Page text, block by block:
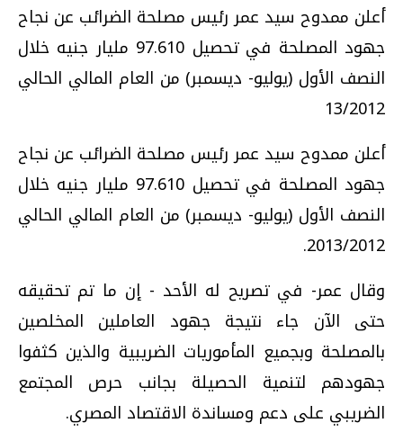
أعلن ممدوح سيد عمر رئيس مصلحة الضرائب عن نجاح
جهود المصلحة في تحصيل 97.610 مليار جنيه خلال
النصف الأول (يوليو- ديسمبر) من العام المالي الحالي
13/2012
أعلن ممدوح سيد عمر رئيس مصلحة الضرائب عن نجاح
جهود المصلحة في تحصيل 97.610 مليار جنيه خلال
النصف الأول (يوليو- ديسمبر) من العام المالي الحالي
2013/2012.
وقال عمر- في تصريح له الأحد - إن ما تم تحقيقه
حتى الآن جاء نتيجة جهود العاملين المخلصين
بالمصلحة وبجميع المأموريات الضريبية والذين كثفوا
جهودهم لتنمية الحصيلة بجانب حرص المجتمع
الضريبي على دعم ومساندة الاقتصاد المصري.